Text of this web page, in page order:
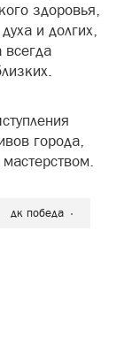
здоровья,
и долгих,
всегда
города,
дк победа